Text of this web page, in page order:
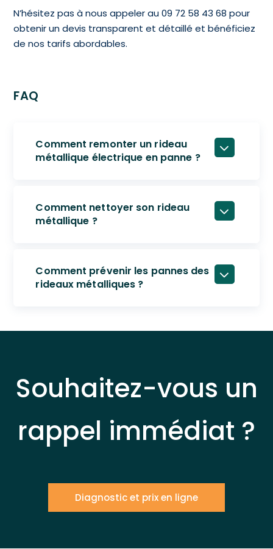
N’hésitez pas à nous appeler au 09 72 58 43 68 pour
obtenir un devis transparent et détaillé et bénéficiez
de nos tarifs abordables.
FAQ
Comment remonter un rideau
métallique électrique en panne ?
Comment nettoyer son rideau
métallique ?
Comment prévenir les pannes des
rideaux métalliques ?
Souhaitez-vous un
rappel immédiat ?
Diagnostic et prix en ligne